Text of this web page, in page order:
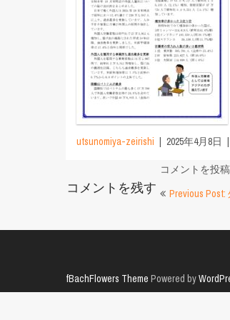
utsunomiya-zeirishi 2025年4月8日
コメントを残す
コメントを投
投
ナ
ゲ
Previous
fBachFlowers Theme Powered by